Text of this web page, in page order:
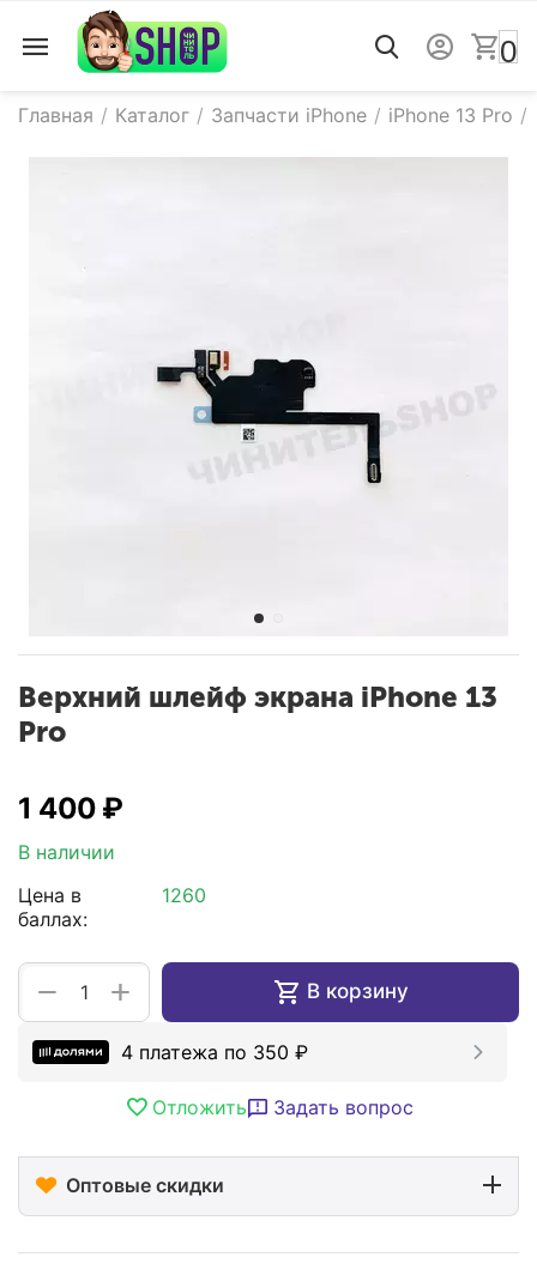
0
Главная / Каталог / Запчасти iPhone / iPhone 13 Pro /
Верхний шлейф экрана iPhone 13
Pro
1 400 ₽
В наличии
Цена в
баллах:
1260
+
− В корзину
4 платежа по 350 ₽
Отложить Задать вопрос
Оптовые скидки